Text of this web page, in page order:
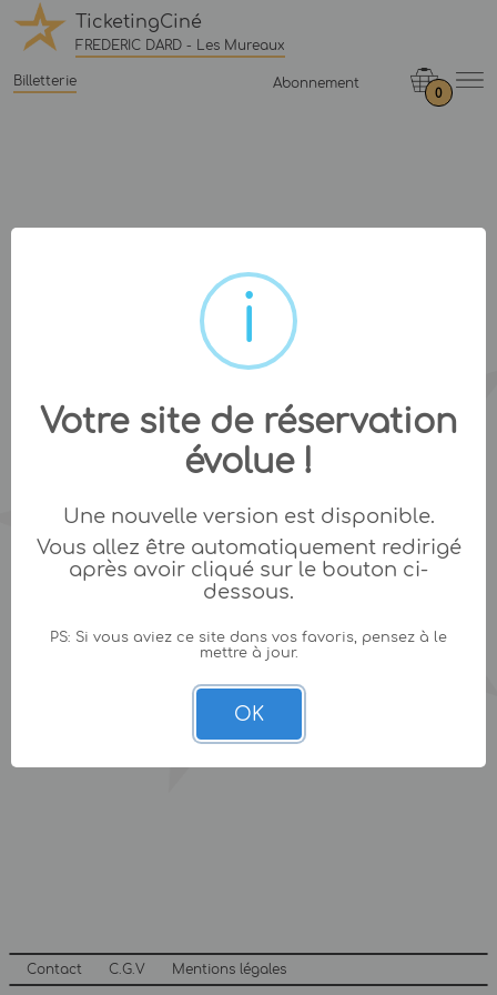
TicketingCiné
FREDERIC DARD - Les Mureaux
Billetterie Abonnement
0
Contact C.G.V Mentions légales
Votre site de réservation
évolue !
Une nouvelle version est disponible.
Vous allez être automatiquement redirigé
après avoir cliqué sur le bouton ci-
dessous.
PS: Si vous aviez ce site dans vos favoris, pensez à le
mettre à jour.
OK